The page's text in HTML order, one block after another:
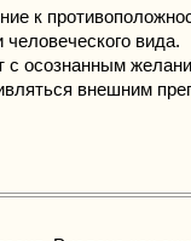
к
вида.
с осознанным
внешним